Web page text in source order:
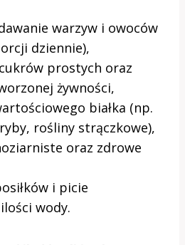
warzyw i owoców
dziennie),
prostych oraz
żywności,
białka (np.
rośliny strączkowe),
oraz zdrowe
i picie
wody.